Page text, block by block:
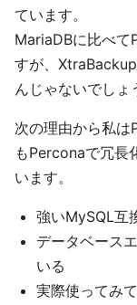
ています。
MariaDBに比べ
すが、
んじゃないでしょ
次の理由から私
もPerconaで冗長
います。
強いMySQL互
データベース
いる
実際使ってみ